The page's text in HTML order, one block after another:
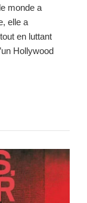
monde a
elle a
en luttant
Hollywood